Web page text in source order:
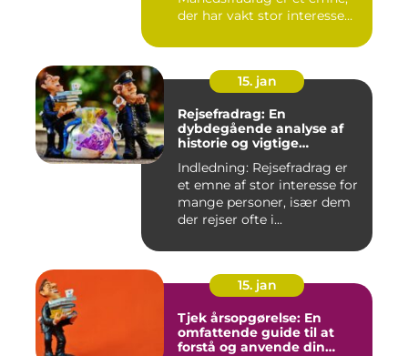
der har vakt stor interesse
15. jan
Rejsefradrag: En
dybdegående analyse af
historie og vigtige
Indledning: Rejsefradrag er
et emne af stor interesse for
mange personer, især dem
der rejser ofte i...
15. jan
Tjek årsopgørelse: En
omfattende guide til at
forstå og anvende din